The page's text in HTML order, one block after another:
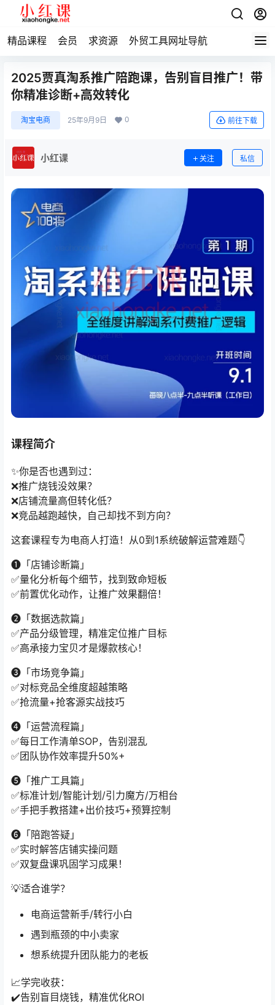
精品课程 会员 求资源 外贸工具网址导航
2025贾真淘系推广陪跑课，告别盲目推广！带
你精准诊断+高效转化
淘宝电商 25年9月9日 0 前往下载
小红课 关注 私信
课程简介
✨你是否也遇到过：
❌推广烧钱没效果？
❌店铺流量高但转化低？
❌竞品越跑越快，自己却找不到方向？
这套课程专为电商人打造！从0到1系统破解运营难题👇
❶「店铺诊断篇」
✅量化分析每个细节，找到致命短板
✅前置优化动作，让推广效果翻倍！
❷「数据选款篇」
✅产品分级管理，精准定位推广目标
✅高承接力宝贝才是爆款核心！
❸「市场竞争篇」
✅对标竞品全维度超越策略
✅抢流量+抢客源实战技巧
❹「运营流程篇」
✅每日工作清单SOP，告别混乱
✅团队协作效率提升50%+
❺「推广工具篇」
✅标准计划/智能计划/引力魔方/万相台
✅手把手教搭建+出价技巧+预算控制
❻「陪跑答疑」
✅实时解答店铺实操问题
✅双复盘课巩固学习成果！
💡适合谁学？
电商运营新手/转行小白
遇到瓶颈的中小卖家
想系统提升团队能力的老板
📈学完收获：
✔️告别盲目烧钱，精准优化ROI